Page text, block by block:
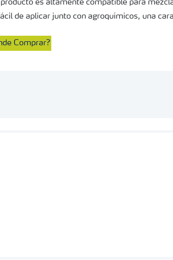
producto es altamente compatible para
de aplicar junto con agroquímicos, una
y tablets con sistemas Windows mobile,
Comprar?